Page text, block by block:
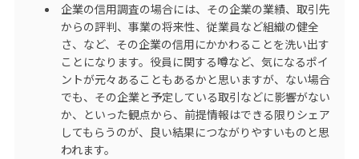
企業の信用調査の場合には、その企業の業績、取引先
からの評判、事業の将来性、従業員など組織の健全
さ、など、その企業の信用にかかわることを洗い出す
ことになります。役員に関する噂など、気になるポイ
ントが元々あることもあるかと思いますが、ない場合
でも、その企業と予定している取引などに影響がない
か、といった観点から、前提情報はできる限りシェア
してもらうのが、良い結果につながりやすいものと思
われます。